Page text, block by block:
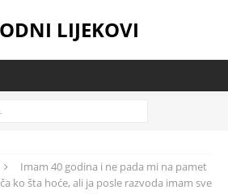
LIJEKOVI
Imam 40 godina i ne pada mi na pamet
ko šta hoće, ali ja posle razvoda imam sve